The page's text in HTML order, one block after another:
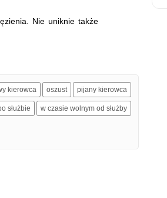
Nie uniknie także
kierowca oszust pijany kierowca
służbie w czasie wolnym od służby